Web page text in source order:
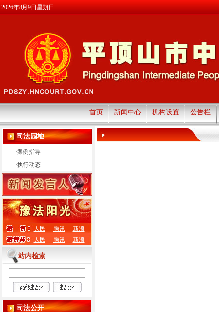
2026年8月9日星期日
首页 新闻中心 机构设置 公告栏
司法园地
·案例指导
·执行动态
人民 腾讯
新浪
人民
腾讯 新浪
站内检索
司法公开